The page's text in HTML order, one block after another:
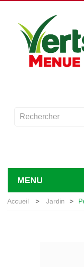
MENU
Accueil > Jardin >